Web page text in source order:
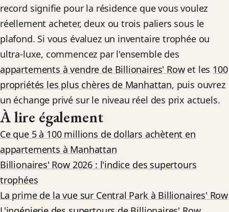
record signifie pour la résidence que vous voulez
réellement acheter, deux ou trois paliers sous le
plafond. Si vous évaluez un inventaire trophée ou
ultra-luxe, commencez par l'ensemble des
appartements à vendre de Billionaires' Rowet les 100
propriétés les plus chères de Manhattan, puis ouvrez
un échange privé sur le niveau réel des prix actuels.
À lire également
Ce que 5 à 100 millions de dollars achètent en
appartements à Manhattan
Billionaires' Row 2026 : l'indice des supertours
trophées
La prime de la vue sur Central Park à Billionaires' Row